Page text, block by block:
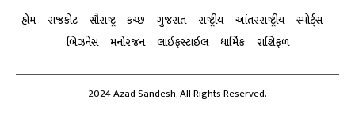
હોમ રાજકોટ સૌરાષ્ટ્ર – કચ્છ ગુજરાત રાષ્ટ્રીય આંતરરાષ્ટ્રીય
સ્પોર્ટ્સ
બિઝનેસ
મનોરંજન લાઇફસ્ટાઇલ ધાર્મિક રાશિફળ
2024 Azad Sandesh, All Rights Reserved.